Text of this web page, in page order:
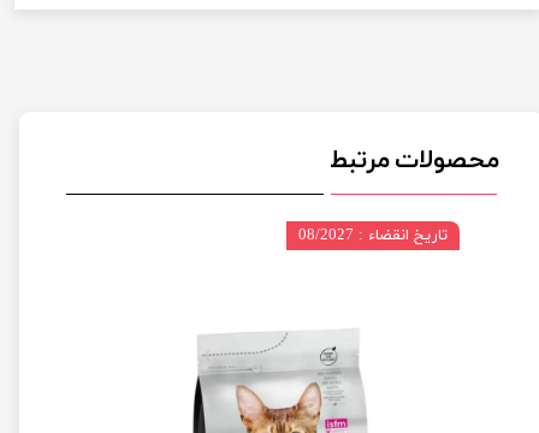
محصولات مرتبط
تاریخ انقضاء : 08/2027